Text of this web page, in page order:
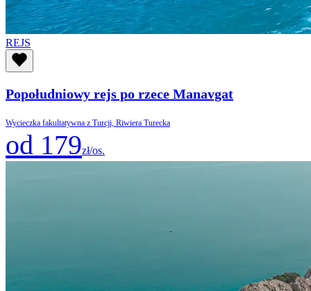
REJS
Popołudniowy rejs po rzece Manavgat
Wycieczka fakultatywna z Turcji, Riwiera Turecka
od 179zł/os.